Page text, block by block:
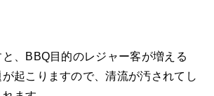
、BBQ目的のレジャー客が増える
起こりますので、清流が汚されてし